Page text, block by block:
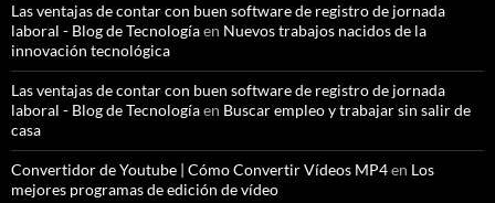
Las ventajas de contar con buen software de registro de jornada
laboral - Blog de Tecnologíaen Nuevos trabajos nacidos de la
innovación tecnológica
Las ventajas de contar con buen software de registro de jornada
laboral - Blog de Tecnologíaen Buscar empleo y trabajar sin salir de
casa
Convertidor de Youtube | Cómo Convertir Vídeos MP4en Los
mejores programas de edición de vídeo